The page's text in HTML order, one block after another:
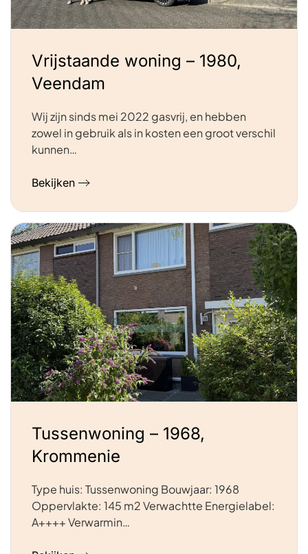
Vrijstaande woning – 1980,
Veendam
Wij zijn sinds mei 2022 gasvrij, en hebben
zowel in gebruik als in kosten een groot verschil
kunnen…
Bekijken
Tussenwoning – 1968,
Krommenie
Type huis: Tussenwoning Bouwjaar: 1968
Oppervlakte: 145 m2 Verwachtte Energielabel:
A++++ Verwarmin…